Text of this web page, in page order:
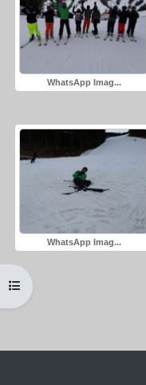
Kursindex öffnen
WhatsApp Imag...
WhatsApp Imag...